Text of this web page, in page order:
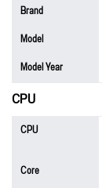
Brand
Model
Model Year
CPU
CPU
Core